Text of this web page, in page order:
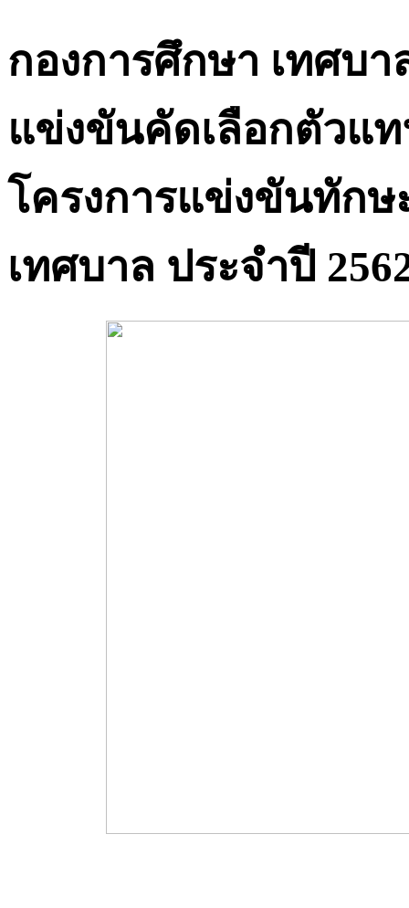
กองการศึกษา เทศบ
แข่งขันคัดเลือกตัวแท
โครงการแข่งขันทักษ
เทศบาล ประจำปี